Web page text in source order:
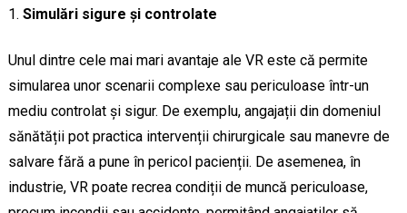
Simulări sigure și controlate
Unul dintre cele mai mari avantaje ale VR este că permite
simularea unor scenarii complexe sau periculoase într-un
mediu controlat și sigur. De exemplu, angajații din domeniul
sănătății pot practica intervenții chirurgicale sau manevre de
salvare fără a pune în pericol pacienții. De asemenea, în
industrie, VR poate recrea condiții de muncă periculoase,